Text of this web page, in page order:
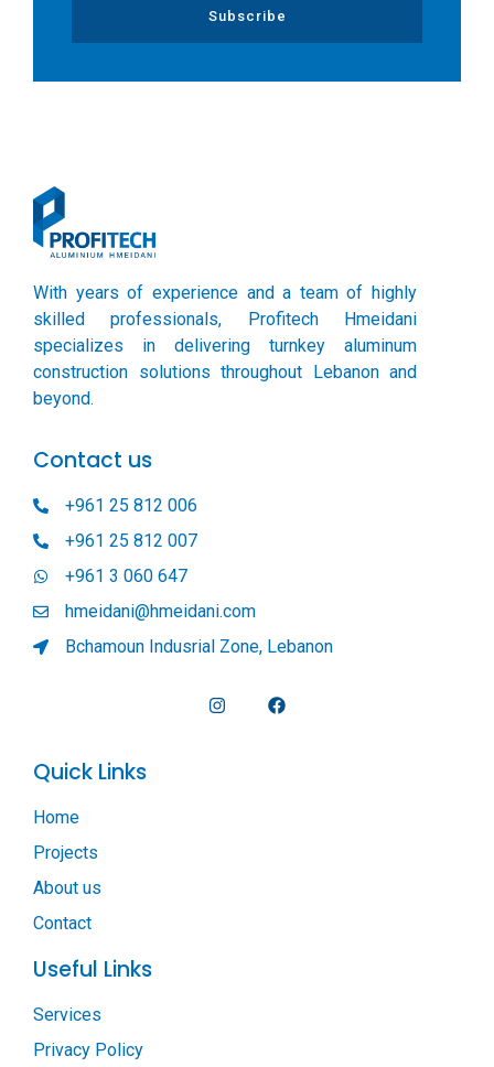
Subscribe
With years of experience and a team of highly
skilled professionals, Profitech Hmeidani
specializes in delivering turnkey aluminum
construction solutions throughout Lebanon and
beyond.
Contact us
+961 25 812 006
+961 25 812 007
+961 3 060 647
hmeidani@hmeidani.com
Bchamoun Indusrial Zone, Lebanon
Quick Links
Home
Projects
About us
Contact
Useful Links
Services
Privacy Policy